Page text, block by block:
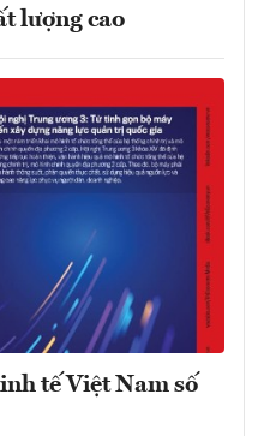
lượng cao
tế Việt Nam số